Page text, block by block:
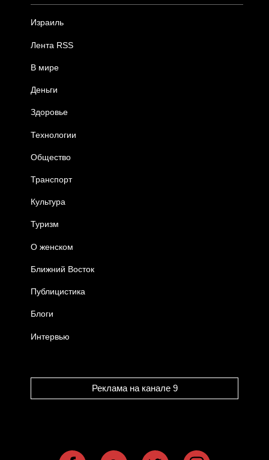
Израиль
Лента RSS
В мире
Деньги
Здоровье
Технологии
Общество
Транспорт
Культура
Туризм
О женском
Ближний Восток
Публицистика
Блоги
Интервью
Реклама на канале 9